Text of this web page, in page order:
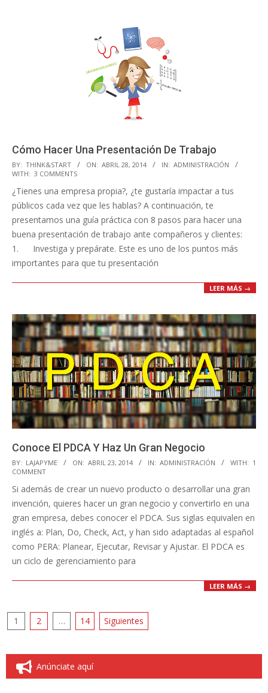
Cómo Hacer Una Presentación De Trabajo
2014-
04-
28
BY: THINK&START ON: ABRIL 28, 2014 IN: ADMINISTRACIÓN
WITH: 3 COMMENTS
¿Tienes una empresa propia?, ¿te gustaría impactar a tus
públicos cada vez que les hablas? A continuación, te
presentamos una guía práctica con 8 pasos para hacer una
buena presentación de trabajo ante compañeros y clientes:
1. Investiga y prepárate. Este es uno de los puntos más
importantes para que tu presentación
LEER MÁS →
Conoce El PDCA Y Haz Un Gran Negocio
2014-
04-
23
BY: LAJAPYME ON: ABRIL 23, 2014 IN: ADMINISTRACIÓN WITH: 1
COMMENT
Si además de crear un nuevo producto o desarrollar una gran
invención, quieres hacer un gran negocio y convertirlo en una
gran empresa, debes conocer el PDCA. Sus siglas equivalen en
inglés a: Plan, Do, Check, Act, y han sido adaptadas al español
como PERA: Planear, Ejecutar, Revisar y Ajustar. El PDCA es
un ciclo de gerenciamiento para
LEER MÁS →
Paginación
entradas
1 2 … 14 Siguientes
Anúnciate aquí